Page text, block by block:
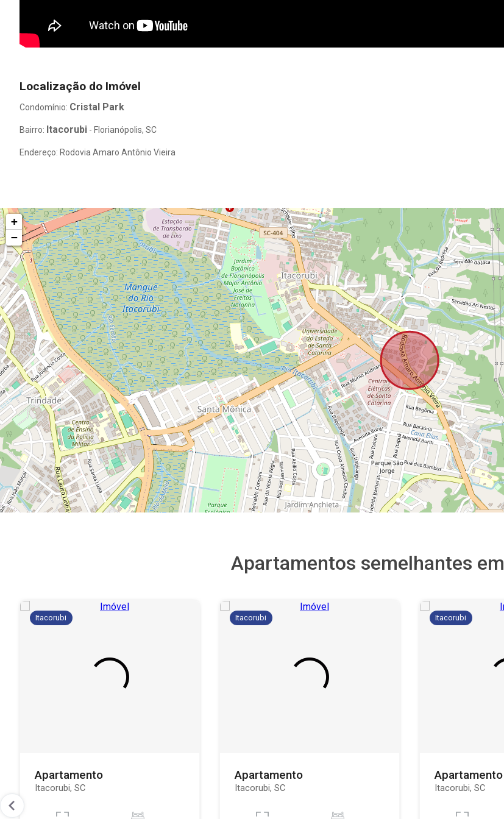
Localização do Imóvel
Condomínio: Cristal Park
Bairro: Itacorubi - Florianópolis, SC
Endereço: Rodovia Amaro Antônio Vieira
+
−
Apartamentos semelhantes em
Itacorubi
Apartamento
Itacorubi, SC
Itacorubi
Apartamento
Itacorubi, SC
Itacorubi
Apartamento
Itacorubi, SC